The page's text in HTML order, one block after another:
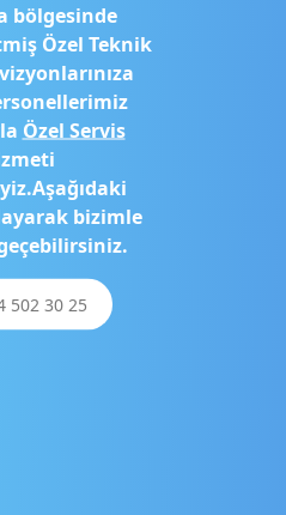
bölgesinde
Özel Teknik
Özel Servis
bizimle
502 30 25